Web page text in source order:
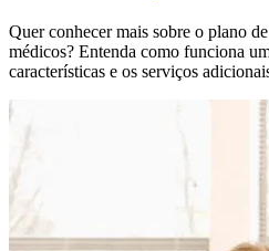
Quer conhecer mais sobre o plano
médicos? Entenda como funciona
características e os serviços